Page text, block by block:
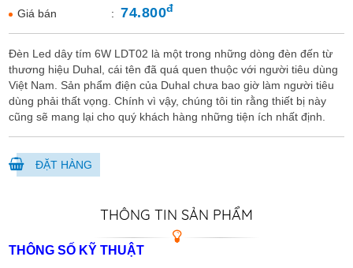
Giá bán
:74.800đ
Đèn Led dây tím 6W LDT02 là một trong những dòng đèn đến từ
thương hiệu Duhal, cái tên đã quá quen thuộc với người tiêu dùng
Việt Nam. Sản phẩm điện của Duhal chưa bao giờ làm người tiêu
dùng phải thất vọng. Chính vì vậy, chúng tôi tin rằng thiết bị này
cũng sẽ mang lại cho quý khách hàng những tiện ích nhất định.
ĐẶT HÀNG
THÔNG TIN SẢN PHẨM
THÔNG SỐ KỸ THUẬT